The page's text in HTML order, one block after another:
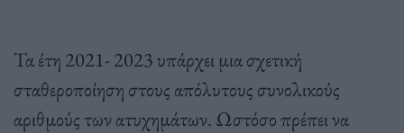
Τα έτη 2021- 2023 υπάρχει μια σχετική
σταθεροποίηση στους απόλυτους συνολικούς
αριθμούς των ατυχημάτων. Ωστόσο πρέπει να